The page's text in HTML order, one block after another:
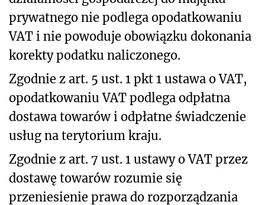
prywatnego nie podlega opodatkowaniu
VAT i nie powoduje obowiązku dokonania
korekty podatku naliczonego.
Zgodnie z art. 5 ust. 1 pkt 1 ustawa o VAT,
opodatkowaniu VAT podlega odpłatna
dostawa towarów i odpłatne świadczenie
usług na terytorium kraju.
Zgodnie z art. 7 ust. 1 ustawy o VAT przez
dostawę towarów rozumie się
przeniesienie prawa do rozporządzania